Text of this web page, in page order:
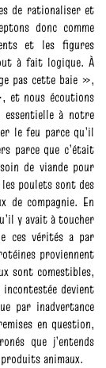
de rationaliser et
donc comme
et les figures
à fait logique. À
pas cette baie »,
nous écoutions
essentielle à notre
le feu parce qu’il
parce que c’était
de viande pour
poulets sont des
de compagnie. En
y avait à toucher
ces vérités a par
proviennent
sont comestibles,
devient
par inadvertance
en question,
que j’entends
animaux.